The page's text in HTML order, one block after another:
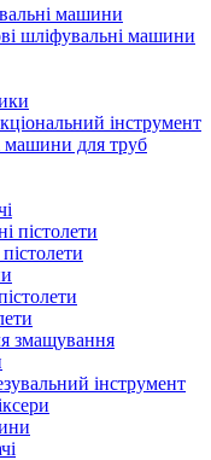
машини
шліфувальні машини
інструмент
машини для труб
пістолети
змащування
інструмент